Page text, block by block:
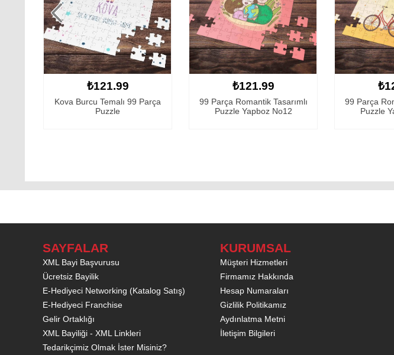
₺121.99
99 Parça Romantik Tasarımlı
Puzzle Yapboz No12
₺121.99
99 Parça Romantik Tasarımlı
Puzzle Yapboz No14
99 Parça
SAYFALAR
XML Bayi Başvurusu
Ücretsiz Bayilik
E-Hediyeci Networking (Katalog Satış)
E-Hediyeci Franchise
Gelir Ortaklığı
XML Bayiliği - XML Linkleri
Tedarikçimiz Olmak İster Misiniz?
KURUMSAL
Müşteri Hizmetleri
Firmamız Hakkında
Hesap Numaraları
Gizlilik Politikamız
Aydınlatma Metni
İletişim Bilgileri